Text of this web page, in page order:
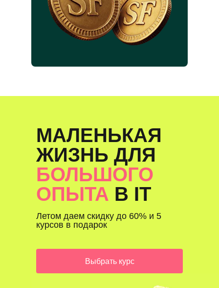
Летом даем скидку до 60% и 5
курсов в подарок
МАЛЕНЬКАЯ
ЖИЗНЬ ДЛЯ
БОЛЬШОГО
ОПЫТА В IT
Выбрать курс